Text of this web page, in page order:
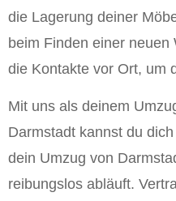
die Lagerung deiner
beim Finden einer neuen
die Kontakte vor Ort, um
Mit uns als deinem
Darmstadt kannst du
dein Umzug von
reibungslos abläuft.